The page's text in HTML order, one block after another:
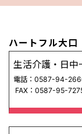
ハートフル大口
生活介護・日中
電話：0587-94-
FAX：0587-95-